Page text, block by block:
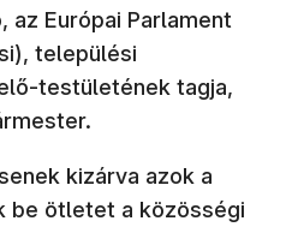
Európai Parlament
települési
testületének tagja,
kizárva azok a
be ötletet a közösségi